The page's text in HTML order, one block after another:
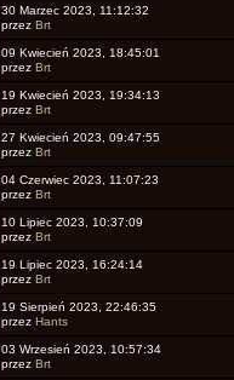
30 Marzec 2023, 11:12:32
przez Brt
09 Kwiecień 2023, 18:45:01
przez Brt
19 Kwiecień 2023, 19:34:13
przez Brt
27 Kwiecień 2023, 09:47:55
przez Brt
04 Czerwiec 2023, 11:07:23
przez Brt
10 Lipiec 2023, 10:37:09
przez Brt
19 Lipiec 2023, 16:24:14
przez Brt
19 Sierpień 2023, 22:46:35
przez Hants
03 Wrzesień 2023, 10:57:34
przez Brt